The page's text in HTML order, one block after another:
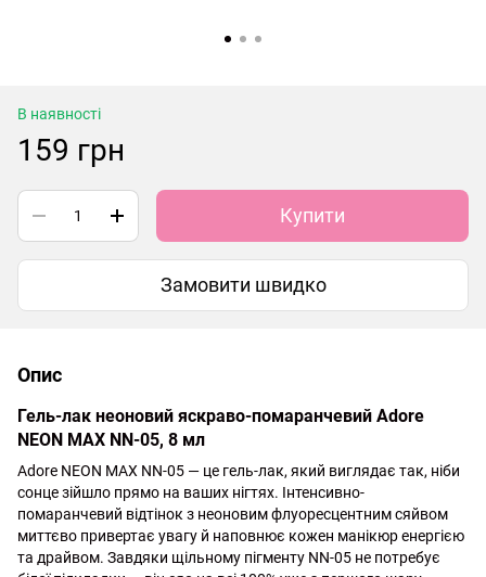
В наявності
159 грн
Купити
Замовити швидко
Опис
Гель-лак неоновий яскраво-помаранчевий Adore
NEON MAX NN-05, 8 мл
Adore NEON MAX NN-05 — це гель-лак, який виглядає так, ніби
сонце зійшло прямо на ваших нігтях. Інтенсивно-
помаранчевий відтінок з неоновим флуоресцентним сяйвом
миттєво привертає увагу й наповнює кожен манікюр енергією
та драйвом. Завдяки щільному пігменту NN-05 не потребує